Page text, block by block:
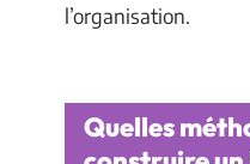
l’organisation.
Quelles